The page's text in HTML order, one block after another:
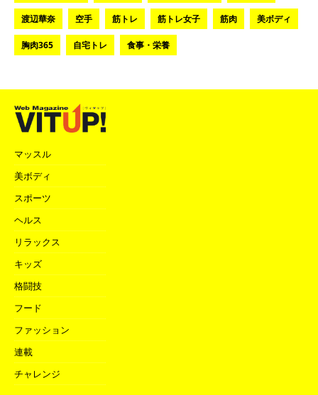
渡辺華奈 空手 筋トレ 筋トレ女子 筋肉 美ボディ
胸肉365 自宅トレ 食事・栄養
マッスル
美ボディ
スポーツ
ヘルス
リラックス
キッズ
格闘技
フード
ファッション
連載
チャレンジ